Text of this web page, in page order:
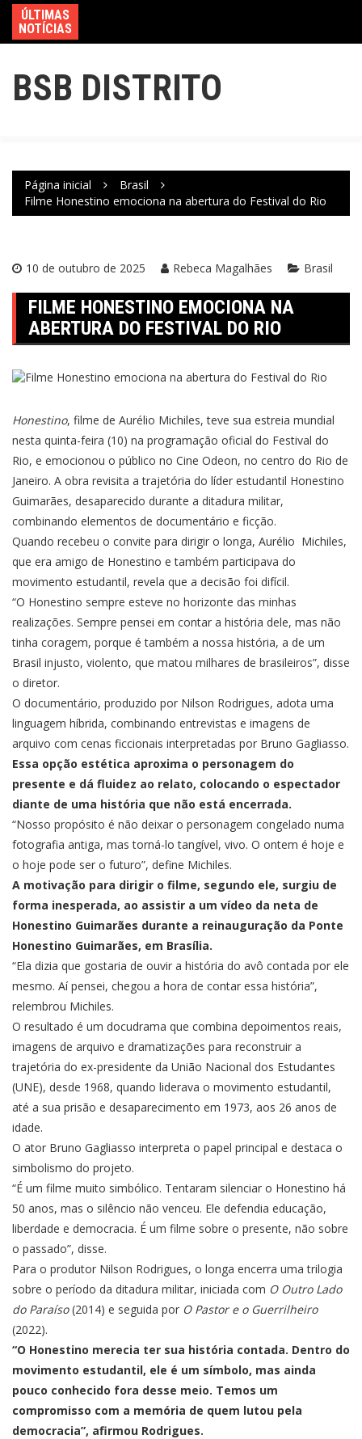
ÚLTIMAS
NOTÍCIAS
BSB DISTRITO
Página inicial
Brasil
Filme Honestino emociona na abertura do Festival do Rio
10 de outubro de 2025 Rebeca Magalhães Brasil
FILME HONESTINO EMOCIONA NA
ABERTURA DO FESTIVAL DO RIO
Honestino, filme de Aurélio Michiles, teve sua estreia mundial
nesta quinta-feira (10) na programação oficial do Festival do
Rio, e emocionou o público no Cine Odeon, no centro do Rio de
Janeiro. A obra revisita a trajetória do líder estudantil Honestino
Guimarães, desaparecido durante a ditadura militar,
combinando elementos de documentário e ficção.
Quando recebeu o convite para dirigir o longa, Aurélio Michiles,
que era amigo de Honestino e também participava do
movimento estudantil, revela que a decisão foi difícil.
“O Honestino sempre esteve no horizonte das minhas
realizações. Sempre pensei em contar a história dele, mas não
tinha coragem, porque é também a nossa história, a de um
Brasil injusto, violento, que matou milhares de brasileiros”, disse
o diretor.
O documentário, produzido por Nilson Rodrigues, adota uma
linguagem híbrida, combinando entrevistas e imagens de
arquivo com cenas ficcionais interpretadas por Bruno Gagliasso.
Essa opção estética aproxima o personagem do
presente e dá fluidez ao relato, colocando o espectador
diante de uma história que não está encerrada.
“Nosso propósito é não deixar o personagem congelado numa
fotografia antiga, mas torná-lo tangível, vivo. O ontem é hoje e
o hoje pode ser o futuro”, define Michiles.
A motivação para dirigir o filme, segundo ele, surgiu de
forma inesperada, ao assistir a um vídeo da neta de
Honestino Guimarães durante a reinauguração da Ponte
Honestino Guimarães, em Brasília.
“Ela dizia que gostaria de ouvir a história do avô contada por ele
mesmo. Aí pensei, chegou a hora de contar essa história”,
relembrou Michiles.
O resultado é um docudrama que combina depoimentos reais,
imagens de arquivo e dramatizações para reconstruir a
trajetória do ex-presidente da União Nacional dos Estudantes
(UNE), desde 1968, quando liderava o movimento estudantil,
até a sua prisão e desaparecimento em 1973, aos 26 anos de
idade.
O ator Bruno Gagliasso interpreta o papel principal e destaca o
simbolismo do projeto.
“É um filme muito simbólico. Tentaram silenciar o Honestino há
50 anos, mas o silêncio não venceu. Ele defendia educação,
liberdade e democracia. É um filme sobre o presente, não sobre
o passado”, disse.
Para o produtor Nilson Rodrigues, o longa encerra uma trilogia
sobre o período da ditadura militar, iniciada com O Outro Lado
do Paraíso(2014) e seguida por O Pastor e o Guerrilheiro
(2022).
“O Honestino merecia ter sua história contada. Dentro do
movimento estudantil, ele é um símbolo, mas ainda
pouco conhecido fora desse meio. Temos um
compromisso com a memória de quem lutou pela
democracia”, afirmou Rodrigues.